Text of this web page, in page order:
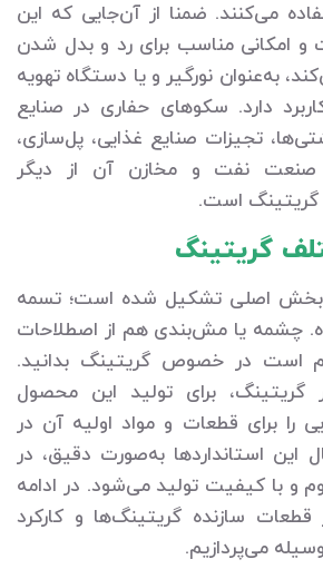
می‌کنند. ضمنا از آن‌جایی که این
مناسب برای رد و بدل شدن
به‌عنوان نورگیر و یا دستگاه تهویه
دارد. سکوهای حفاری در صنایع
تجیزات صنایع غذایی، پل‌سازی،
صنعت نفت و مخازن آن از دیگر
گریتینگ است.
گریتینگ
بخش اصلی تشکیل شده است؛ تسمه
چشمه یا مش‌بندی هم از اصطلاحات
است در خصوص گریتینگ بدانید.
گریتینگ، برای تولید این محصول
را برای قطعات و مواد اولیه آن در
این استانداردها به‌صورت دقیق، در
و با کیفیت تولید می‌شود. در ادامه
سازنده گریتینگ‌ها و کارکرد
می‌پردازیم.